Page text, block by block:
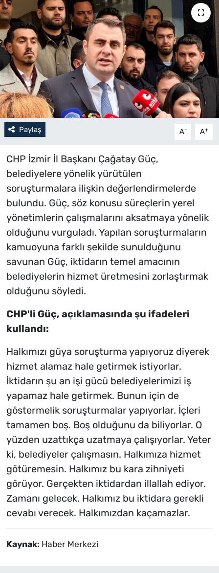
Paylaş A- A+
CHP İzmir İl Başkanı Çağatay Güç,
belediyelere yönelik yürütülen
soruşturmalara ilişkin değerlendirmelerde
bulundu. Güç, söz konusu süreçlerin yerel
yönetimlerin çalışmalarını aksatmaya yönelik
olduğunu vurguladı. Yapılan soruşturmaların
kamuoyuna farklı şekilde sunulduğunu
savunan Güç, iktidarın temel amacının
belediyelerin hizmet üretmesini zorlaştırmak
olduğunu söyledi.
CHP'li Güç, açıklamasında şu ifadeleri
kullandı:
Halkımızı güya soruşturma yapıyoruz diyerek
hizmet alamaz hale getirmek istiyorlar.
İktidarın şu an işi gücü belediyelerimizi iş
yapamaz hale getirmek. Bunun için de
göstermelik soruşturmalar yapıyorlar. İçleri
tamamen boş. Boş olduğunu da biliyorlar. O
yüzden uzattıkça uzatmaya çalışıyorlar. Yeter
ki, belediyeler çalışmasın. Halkımıza hizmet
götüremesin. Halkımız bu kara zihniyeti
görüyor. Gerçekten iktidardan illallah ediyor.
Zamanı gelecek. Halkımız bu iktidara gerekli
cevabı verecek. Halkımızdan kaçamazlar.
Kaynak: Haber Merkezi